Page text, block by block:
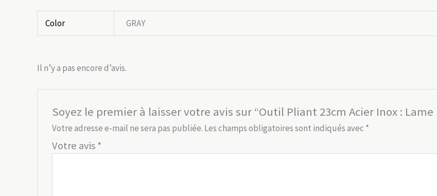
Color GRAY
Il n’y a pas encore d’avis.
Soyez le premier à laisser votre avis sur “Outil Pliant 23cm Acier Inox :
Votre adresse e-mail ne sera pas publiée. Les champs obligatoires sont indiqués avec *
Votre avis*